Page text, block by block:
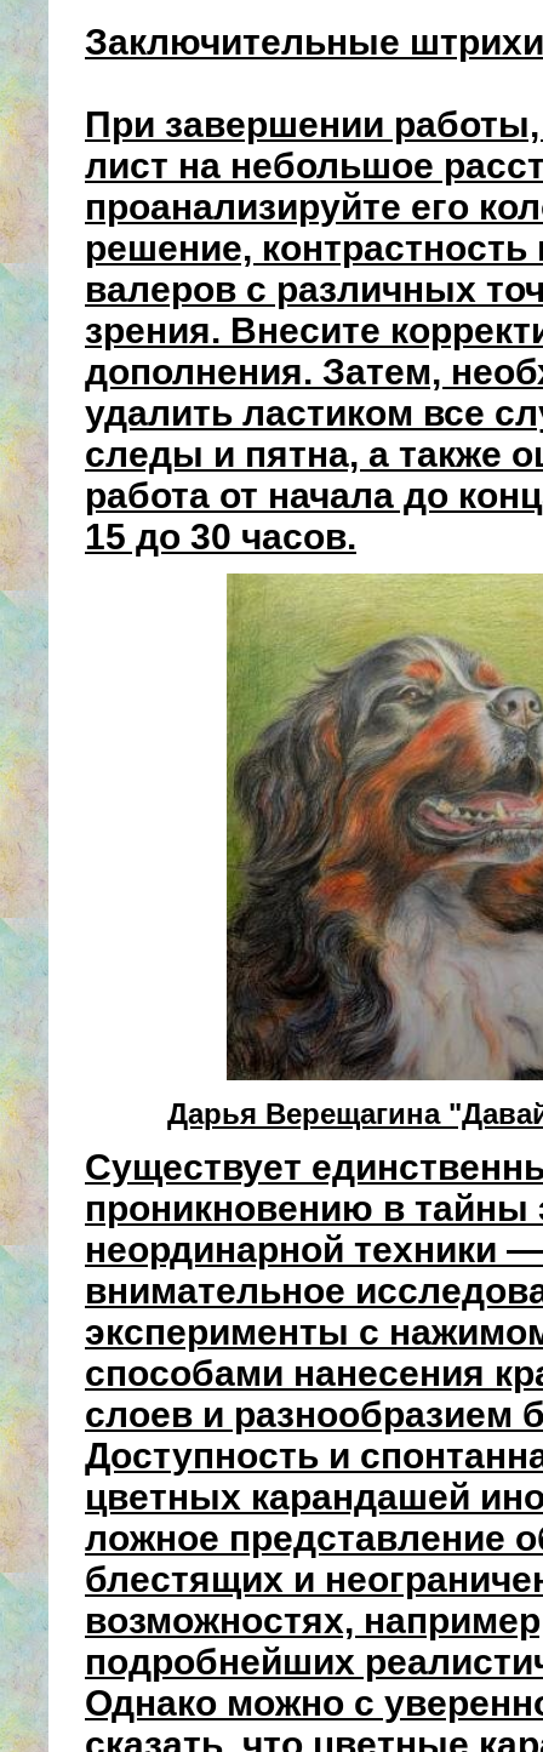
Заключительные
При завершении работы,
лист на небольшое
проанализируйте его
решение, контрастность
валеров с различных
зрения. Внесите
дополнения. Затем,
удалить ластиком все
следы и пятна, а также
работа от начала до
15 до 30 часов.
Дарья Верещагина
Существует
проникновению в тайны
неординарной техники
внимательное
эксперименты с
способами нанесения
слоев и разнообразием
Доступность и
цветных карандашей
ложное представление
блестящих и
возможностях,
подробнейших
Однако можно с